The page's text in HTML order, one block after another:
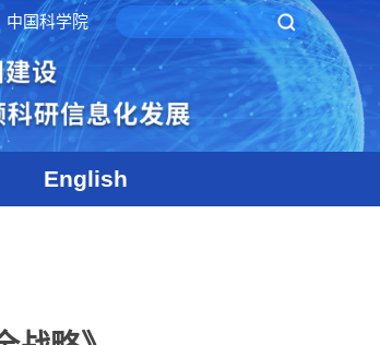
中国科学院
English